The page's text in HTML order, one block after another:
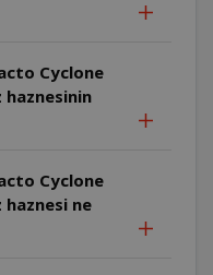
Cyclone
Cyclone
ne